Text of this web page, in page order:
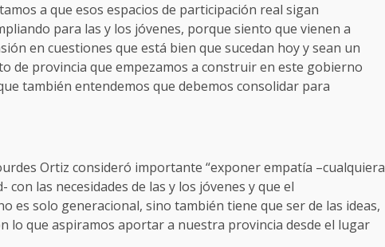
a que esos espacios de participación real sigan
para las y los jóvenes, porque siento que vienen a
en cuestiones que está bien que sucedan hoy y sean un
de provincia que empezamos a construir en este gobierno
también entendemos que debemos consolidar para
Ortiz consideró importante “exponer empatía –cualquiera
con las necesidades de las y los jóvenes y que el
es solo generacional, sino también tiene que ser de las ideas,
lo que aspiramos aportar a nuestra provincia desde el lugar